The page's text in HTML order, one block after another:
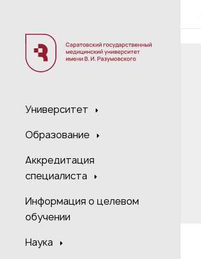
Университет
Образование
Аккредитация
специалиста
Информация о целевом
обучении
Наука